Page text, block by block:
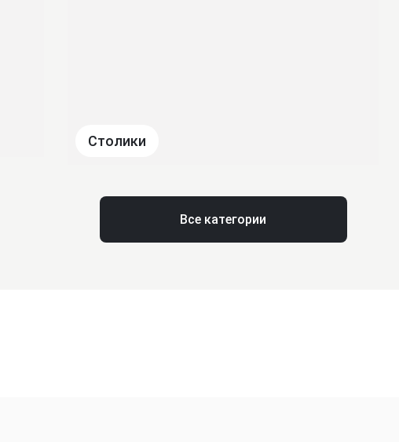
Столики
Все категории